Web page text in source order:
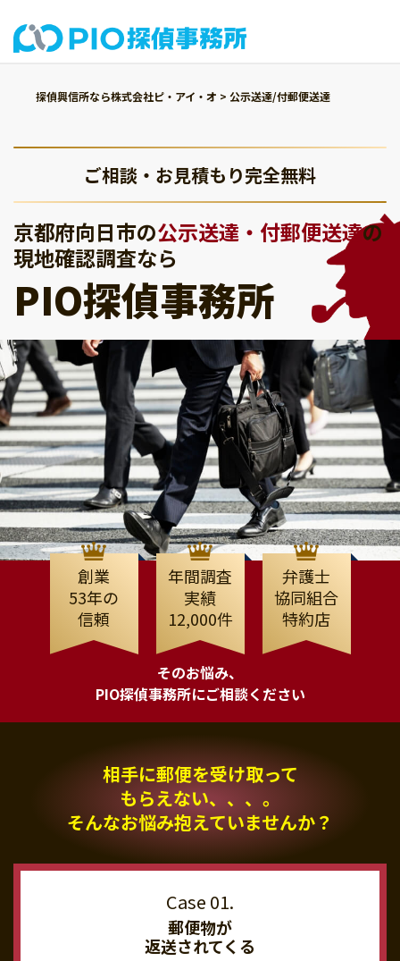
探偵興信所なら株式会社ピ・アイ・オ > 公示送達/付郵便送達
ご相談・お見積もり完全無料
京都府向日市の公示送達・付郵便送達の
現地確認調査なら
PIO探偵事務所
創業
53年の
信頼
年間調査
実績
12,000件
弁護士
協同組合
特約店
そのお悩み、
PIO探偵事務所にご相談ください
相手に郵便を受け取って
もらえない、、、。
そんなお悩み抱えていませんか？
郵便物が
返送されてくる